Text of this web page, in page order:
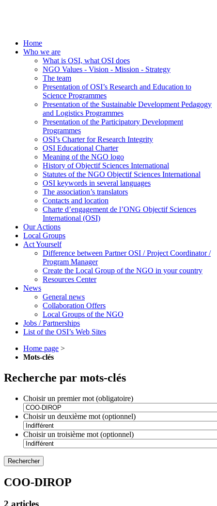
Home
Who we are
What is OSI, what OSI does
NGO Values - Vision - Mission - Strategy
The team
Presentation of OSI’s Research and Education to
Science Programmes
Presentation of the Sustainable Development Pedagogy
and Logistics Programmes
Presentation of the Participatory Development
Programmes
OSI’s Charter for Research Integrity
OSI Educational Charter
Meaning of the NGO logo
History of Objectif Sciences International
Statutes of the NGO Objectif Sciences International
OSI keywords in several languages
The association’s translators
Contacts and location
Charte d’engagement de l’ONG Objectif Sciences
International (OSI)
Our Actions
Local Groups
Act Yourself
Difference between Partner OSI / Project Coordinator /
Program Manager
Create the Local Group of the NGO in your country
Resources Center
News
General news
Collaboration Offers
Local Groups of the NGO
Jobs / Partnerships
List of the OSI’s Web Sites
Home page >
Mots-clés
Recherche par mots-clés
Choisir un premier mot (obligatoire)
Choisir un deuxième mot (optionnel)
Choisir un troisième mot (optionnel)
COO-DIROP
2 articles